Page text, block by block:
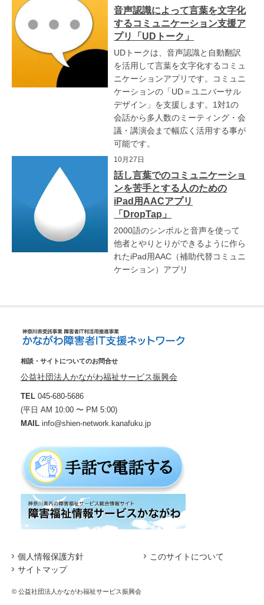
音声認識によって言葉を文字化
するコミュニケーション支援ア
プリ「UDトーク」
UDトークは、音声認識と自動翻訳
を活用して言葉を文字化するコミュ
ニケーションアプリです。コミュニ
ケーションの「UD＝ユニバーサル
デザイン」を支援します。1対1の
会話から多人数のミーティング・会
議・講演会まで幅広く活用する事が
可能です。
10月27日
話し言葉でのコミュニケーショ
ンを苦手とする人のための
iPad用AACアプリ
「DropTap」
2000語のシンボルと音声を使って
他者とやりとりができるように作ら
れたiPad用AAC（補助代替コミュニ
ケーション）アプリ
相談・サイトについてのお問合せ
公益社団法人かながわ福祉サービス振興会
TEL 045-680-5686
(平日 AM 10:00 〜 PM 5:00)
MAIL info@shien-network.kanafuku.jp
個人情報保護方針
このサイトについて
サイトマップ
© 公益社団法人かながわ福祉サービス振興会